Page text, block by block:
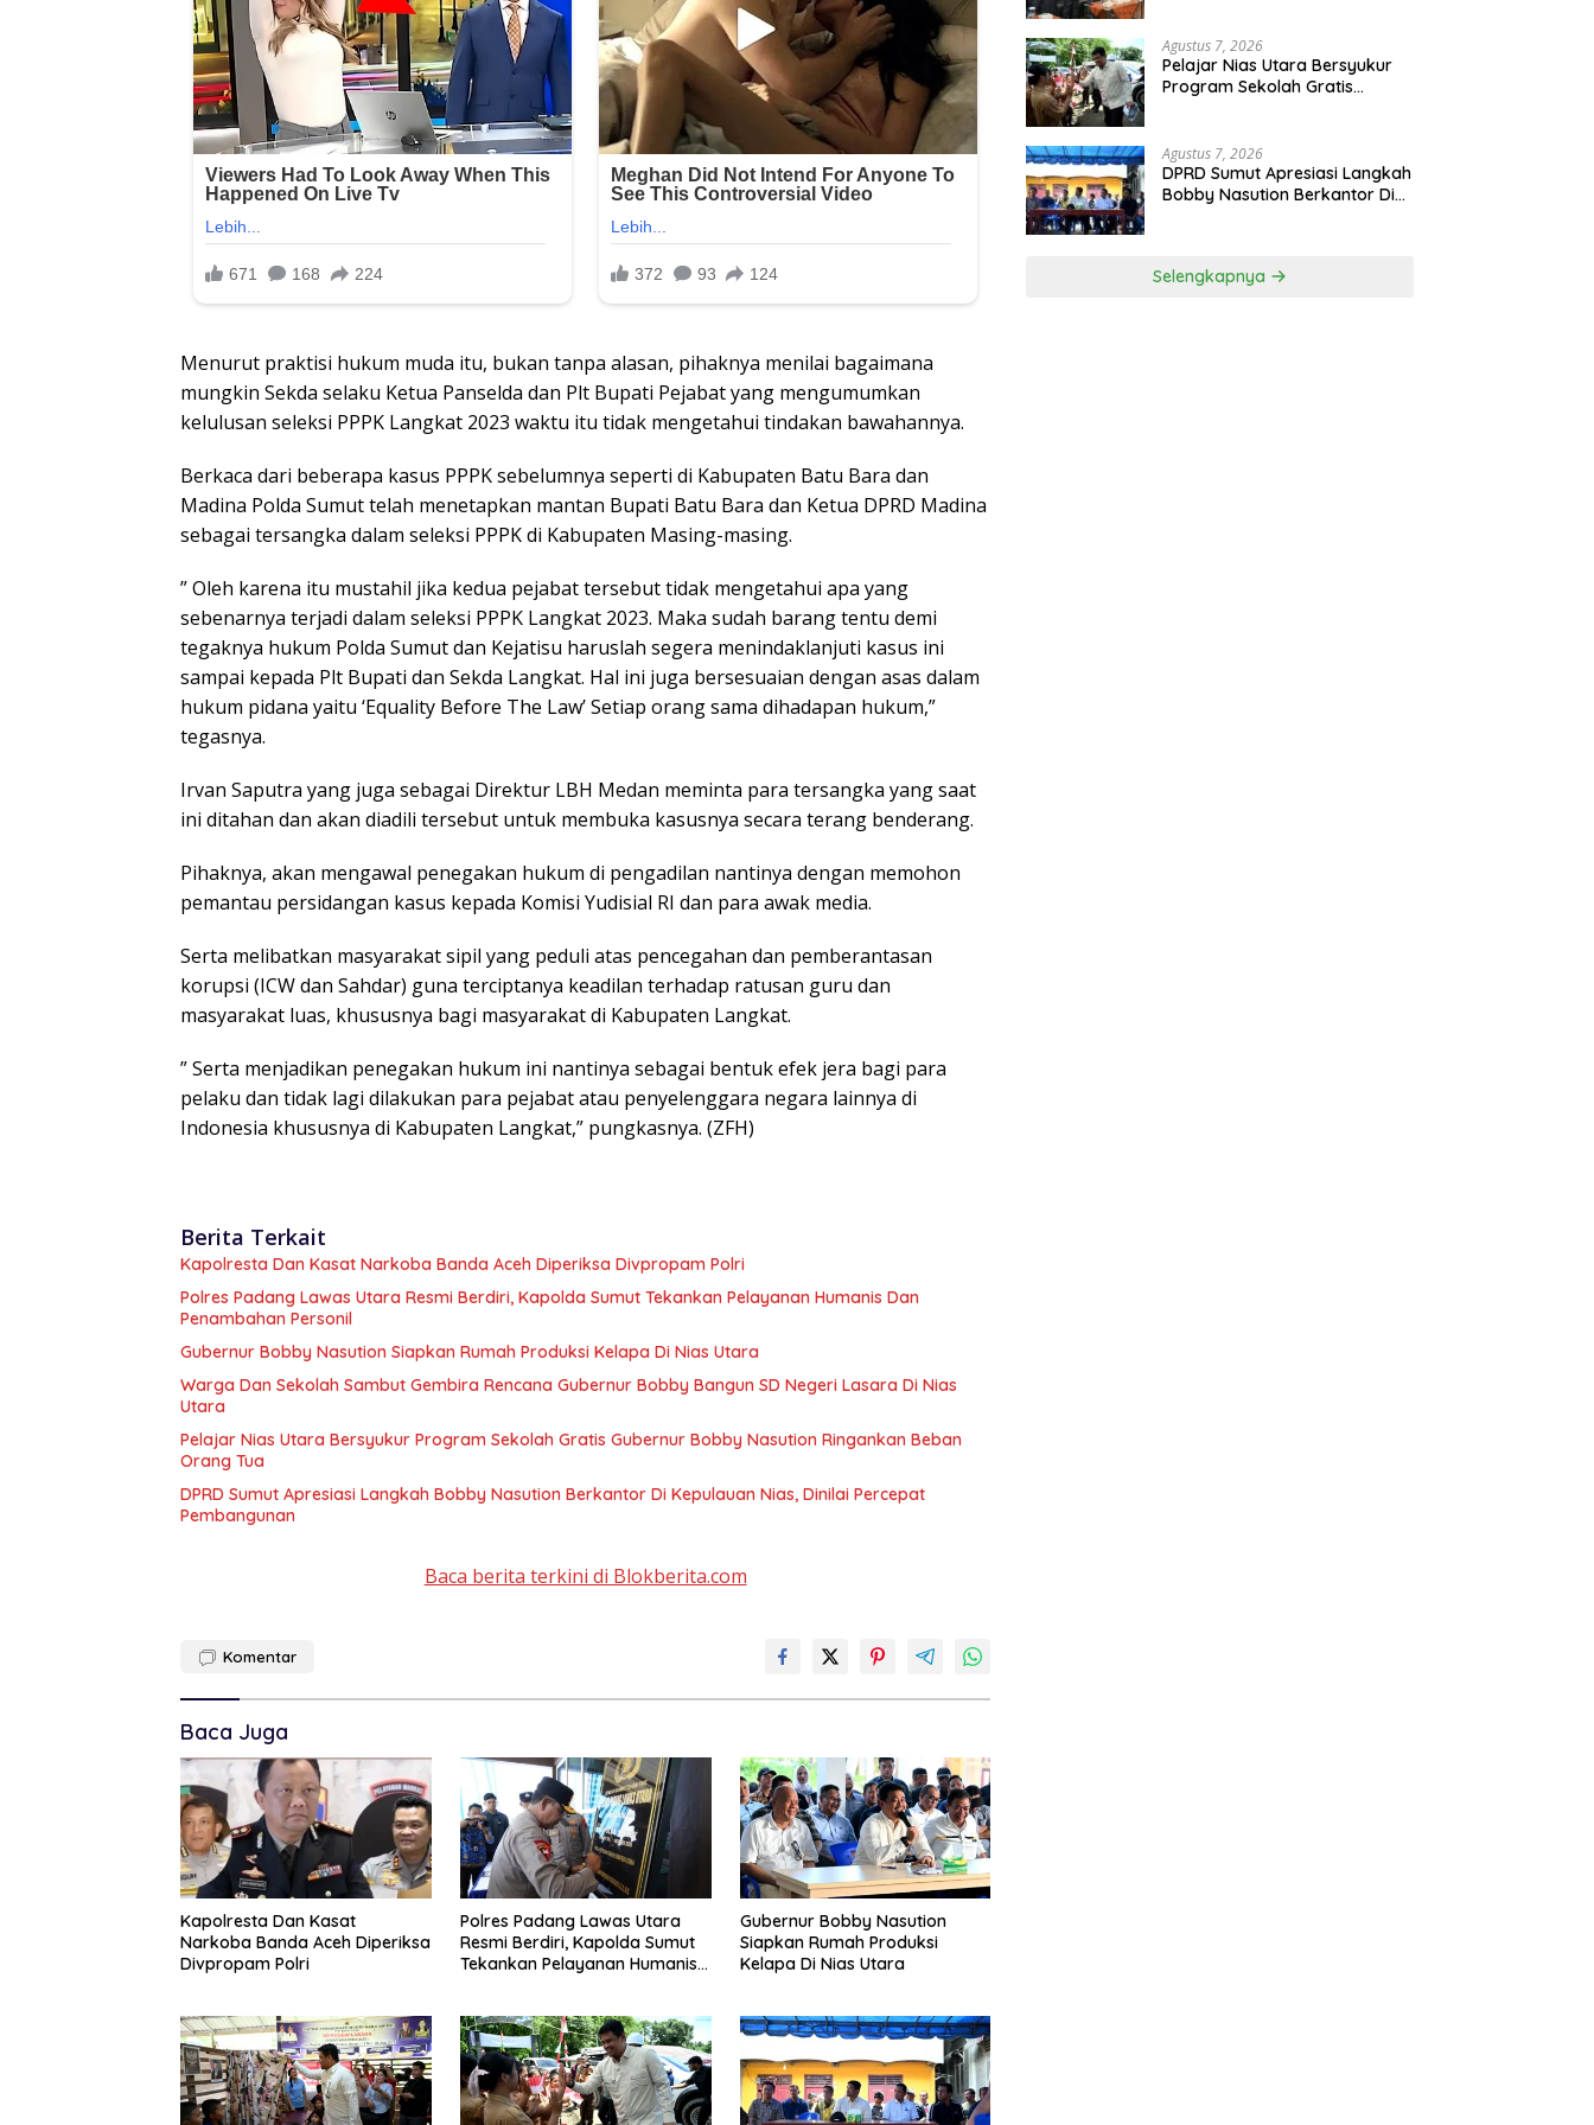
Menurut praktisi hukum muda itu, bukan tanpa alasan, pihaknya menilai bagaimana
mungkin Sekda selaku Ketua Panselda dan Plt Bupati Pejabat yang mengumumkan
kelulusan seleksi PPPK Langkat 2023 waktu itu tidak mengetahui tindakan bawahannya.
Berkaca dari beberapa kasus PPPK sebelumnya seperti di Kabupaten Batu Bara dan
Madina Polda Sumut telah menetapkan mantan Bupati Batu Bara dan Ketua DPRD Madina
sebagai tersangka dalam seleksi PPPK di Kabupaten Masing-masing.
” Oleh karena itu mustahil jika kedua pejabat tersebut tidak mengetahui apa yang
sebenarnya terjadi dalam seleksi PPPK Langkat 2023. Maka sudah barang tentu demi
tegaknya hukum Polda Sumut dan Kejatisu haruslah segera menindaklanjuti kasus ini
sampai kepada Plt Bupati dan Sekda Langkat. Hal ini juga bersesuaian dengan asas dalam
hukum pidana yaitu ‘Equality Before The Law’ Setiap orang sama dihadapan hukum,”
tegasnya.
Irvan Saputra yang juga sebagai Direktur LBH Medan meminta para tersangka yang saat
ini ditahan dan akan diadili tersebut untuk membuka kasusnya secara terang benderang.
Pihaknya, akan mengawal penegakan hukum di pengadilan nantinya dengan memohon
pemantau persidangan kasus kepada Komisi Yudisial RI dan para awak media.
Serta melibatkan masyarakat sipil yang peduli atas pencegahan dan pemberantasan
korupsi (ICW dan Sahdar) guna terciptanya keadilan terhadap ratusan guru dan
masyarakat luas, khususnya bagi masyarakat di Kabupaten Langkat.
” Serta menjadikan penegakan hukum ini nantinya sebagai bentuk efek jera bagi para
pelaku dan tidak lagi dilakukan para pejabat atau penyelenggara negara lainnya di
Indonesia khususnya di Kabupaten Langkat,” pungkasnya. (ZFH)
Berita Terkait
Kapolresta Dan Kasat Narkoba Banda Aceh Diperiksa Divpropam Polri
Polres Padang Lawas Utara Resmi Berdiri, Kapolda Sumut Tekankan Pelayanan Humanis Dan
Penambahan Personil
Gubernur Bobby Nasution Siapkan Rumah Produksi Kelapa Di Nias Utara
Warga Dan Sekolah Sambut Gembira Rencana Gubernur Bobby Bangun SD Negeri Lasara Di Nias
Utara
Pelajar Nias Utara Bersyukur Program Sekolah Gratis Gubernur Bobby Nasution Ringankan Beban
Orang Tua
DPRD Sumut Apresiasi Langkah Bobby Nasution Berkantor Di Kepulauan Nias, Dinilai Percepat
Pembangunan
Baca berita terkini di Blokberita.com
Komentar
Baca Juga
Kapolresta Dan Kasat
Narkoba Banda Aceh Diperiksa
Divpropam Polri
Polres Padang Lawas Utara
Resmi Berdiri, Kapolda Sumut
Tekankan Pelayanan Humanis
Gubernur Bobby Nasution
Siapkan Rumah Produksi
Kelapa Di Nias Utara
Agustus 7, 2026
Pelajar Nias Utara Bersyukur
Program Sekolah Gratis
Agustus 7, 2026
DPRD Sumut Apresiasi Langkah
Bobby Nasution Berkantor Di
Selengkapnya